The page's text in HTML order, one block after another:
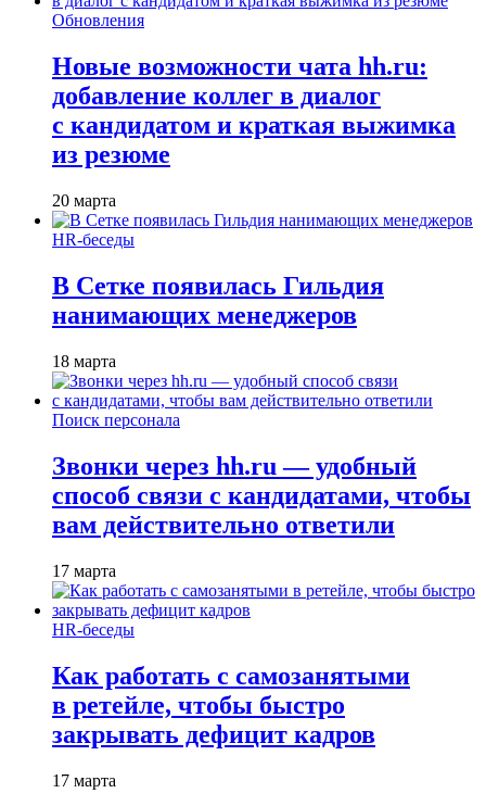
Обновления
Новые возможности чата hh.ru:
добавление коллег в диалог
с кандидатом и краткая выжимка
из резюме
20 марта
HR-беседы
В Сетке появилась Гильдия
нанимающих менеджеров
18 марта
Поиск персонала
Звонки через hh.ru — удобный
способ связи с кандидатами, чтобы
вам действительно ответили
17 марта
HR-беседы
Как работать с самозанятыми
в ретейле, чтобы быстро
закрывать дефицит кадров
17 марта